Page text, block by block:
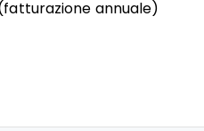
annuale)